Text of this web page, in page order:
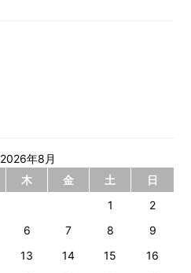
2026年8月
木 金 土 日
1
2
6 7 8
9
13 14 15
16